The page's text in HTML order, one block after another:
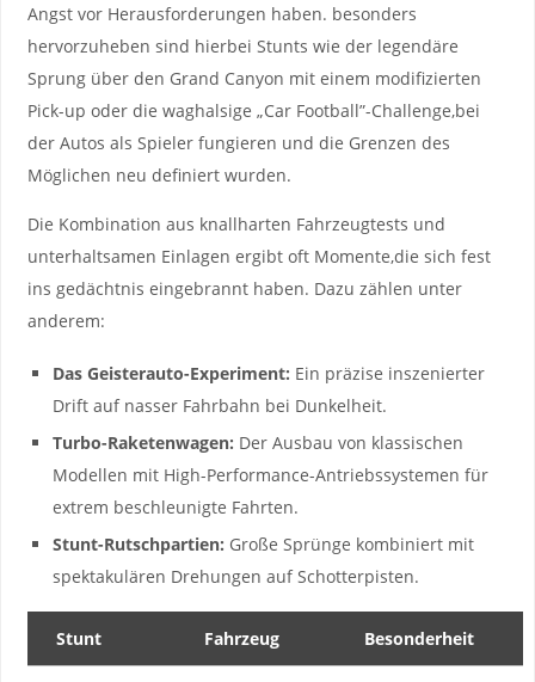
Angst vor Herausforderungen haben. besonders
hervorzuheben⁢ sind hierbei⁢ Stunts wie der legendäre‌
Sprung über den⁣ Grand ‍Canyon ⁢mit einem modifizierten
⁢Pick-up ⁣oder die‌ waghalsige⁤ „Car Football”-Challenge,bei
der Autos als Spieler fungieren⁢ und die Grenzen ‍des
Möglichen neu ‌definiert wurden.
Die Kombination ⁣aus‍ knallharten ‌Fahrzeugtests und
unterhaltsamen Einlagen ergibt oft ⁢Momente,die sich ⁣fest ​
ins gedächtnis eingebrannt haben. Dazu ⁤zählen unter
anderem:
Das Geisterauto-Experiment: Ein präzise inszenierter
Drift auf nasser ⁤Fahrbahn ⁢bei Dunkelheit.
Turbo-Raketenwagen: Der Ausbau⁤ von klassischen⁢
Modellen ⁣mit High-Performance-Antriebssystemen⁢ für
extrem beschleunigte Fahrten.
Stunt-Rutschpartien: Große Sprünge ​kombiniert mit
⁣spektakulären Drehungen auf Schotterpisten.
Stunt Fahrzeug Besonderheit